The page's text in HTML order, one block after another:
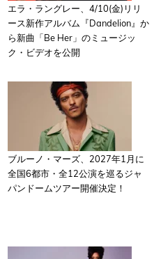
エラ・ラングレー、4/10(金)リリ
ース新作アルバム『Dandelion』か
ら新曲「Be Her」のミュージッ
ク・ビデオを公開
ブルーノ・マーズ、2027年1月に
全国6都市・全12公演を巡るジャ
パンドームツアー開催決定！